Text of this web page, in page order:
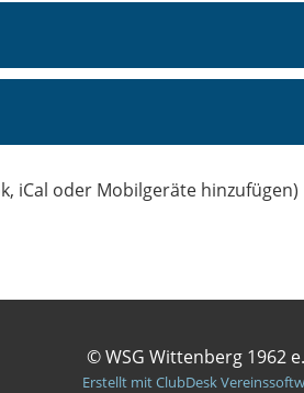
iCal oder Mobilgeräte hinzufügen)
© WSG Wittenberg 1962
Erstellt mit ClubDesk